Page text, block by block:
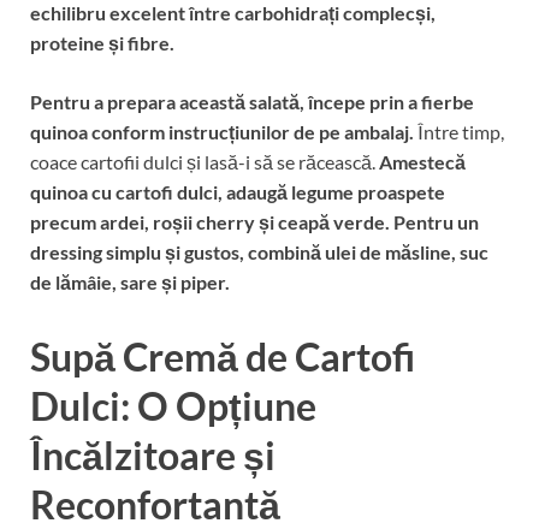
echilibru excelent între carbohidrați complecși,
proteine și fibre.
Pentru a prepara această salată, începe prin a fierbe
quinoa conform instrucțiunilor de pe ambalaj. Între timp,
coace cartofii dulci și lasă-i să se răcească.Amestecă
quinoa cu cartofi dulci, adaugă legume proaspete
precum ardei, roșii cherry și ceapă verde. Pentru un
dressing simplu și gustos, combină ulei de măsline, suc
de lămâie, sare și piper.
Supă Cremă de Cartofi
Dulci: O Opțiune
Încălzitoare și
Reconfortantă